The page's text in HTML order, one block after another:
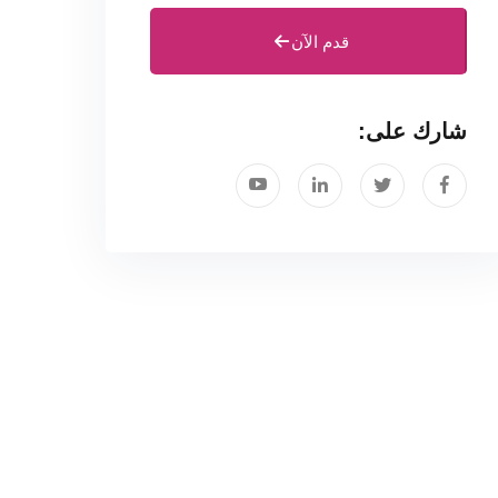
قدم الآن
شارك على: